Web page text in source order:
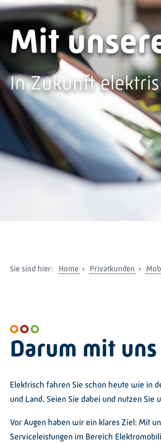
Mit
In Zukunft
Sie sind hier: Home Privatkunden
Darum mit
Elektrisch fahren Sie schon heute wie in
und Land. Seien Sie dabei und nutzen
Vor Augen haben wir ein klares Ziel: Mit
Serviceleistungen im Bereich